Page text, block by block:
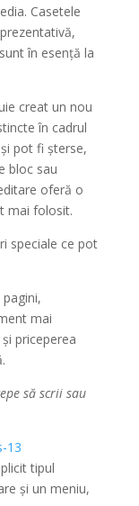
Casetele
în esență la
creat un nou
în cadrul
pot fi șterse,
bloc sau
oferă o
mai folosit.
speciale ce pot
mai
priceperea
să scrii sau
tipul
și un meniu,